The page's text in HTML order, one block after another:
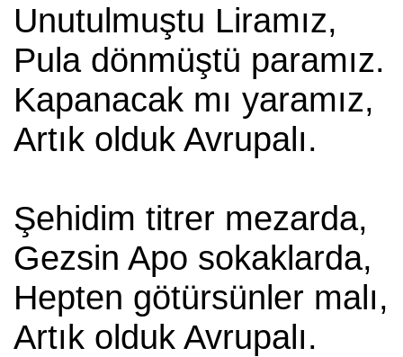
Unutulmuştu Liramız,
Pula dönmüştü paramız.
Kapanacak mı yaramız,
Artık olduk Avrupalı.
Şehidim titrer mezarda,
Gezsin Apo sokaklarda,
Hepten götürsünler malı,
Artık olduk Avrupalı.